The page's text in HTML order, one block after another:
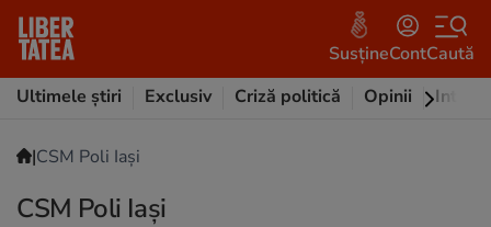
SusțineContCaută
Ultimele știri
Exclusiv Criză politică Opinii
|CSM Poli Iași
CSM Poli Iași